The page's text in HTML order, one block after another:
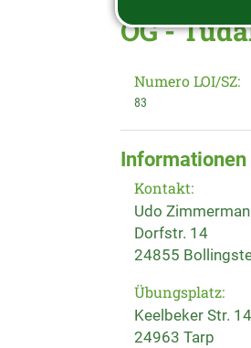
OG -
Numero LOI/SZ:
83
Informationen
Kontakt:
Udo
Dorfstr. 14
24855
Übungsplatz:
Keelbeker Str. 14
24963 Tarp